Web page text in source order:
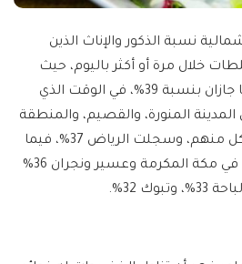
نسبة الذكور والإناث الذين
خلال مرة أو أكثر باليوم، حيث
بلغت نسبتهم 42%، تلتها جازان بنسبة 39%، في الوقت الذي
المنورة، والقصيم، والمنطقة
الشرقية، والجوف بـ38% لكل منهم، وسجلت الرياض 37%، فيما
بلغت نسبة الذكور والإناث في مكة المكرمة وعسير ونجران 36%